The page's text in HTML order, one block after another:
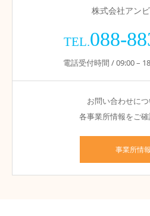
株式会社アン
TEL.088-
電話受付時間 / 09:00 –
お問い合わせにつ
各事業所情報をご確
事業所情報